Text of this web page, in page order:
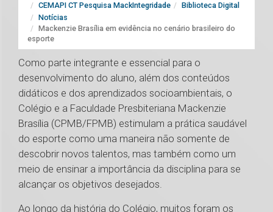
CEMAPI CT Pesquisa MackIntegridade
Biblioteca Digital
Notícias
Mackenzie Brasília em evidência no cenário brasileiro do
esporte
Como parte integrante e essencial para o
desenvolvimento do aluno, além dos conteúdos
didáticos e dos aprendizados socioambientais, o
Colégio e a Faculdade Presbiteriana Mackenzie
Brasília (CPMB/FPMB) estimulam a prática saudável
do esporte como uma maneira não somente de
descobrir novos talentos, mas também como um
meio de ensinar a importância da disciplina para se
alcançar os objetivos desejados.
Ao longo da história do Colégio, muitos foram os